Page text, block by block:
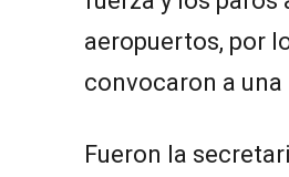
aeropuertos, por
convocaron a
Fueron la